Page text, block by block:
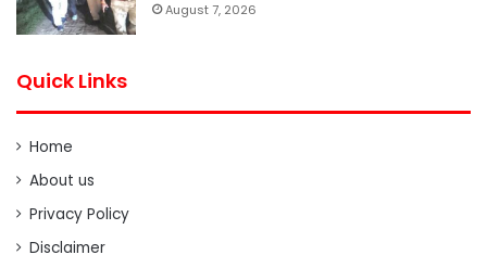
August 7, 2026
Quick Links
Home
About us
Privacy Policy
Disclaimer